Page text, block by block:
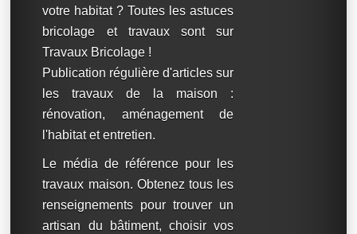
votre habitat ? Toutes les astuces
bricolage et travaux sont sur
Travaux Bricolage !
Publication régulière d'articles sur
les travaux de la maison :
rénovation, aménagement de
l'habitat et entretien.
Le média de référence pour les
travaux maison. Obtenez tous les
renseignements pour trouver un
artisan du bâtiment, choisir vos